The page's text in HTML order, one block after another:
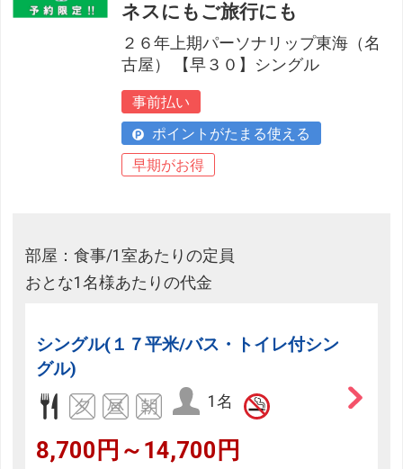
ネスにもご旅行にも
２６年上期パーソナリップ東海（名
古屋） 【早３０】シングル
事前払い
ポイントがたまる使える
早期がお得
部屋：食事/1室あたりの定員
おとな1名様あたりの代金
シングル(１７平米/バス・トイレ付シン
グル)
1名
8,700円～14,700円